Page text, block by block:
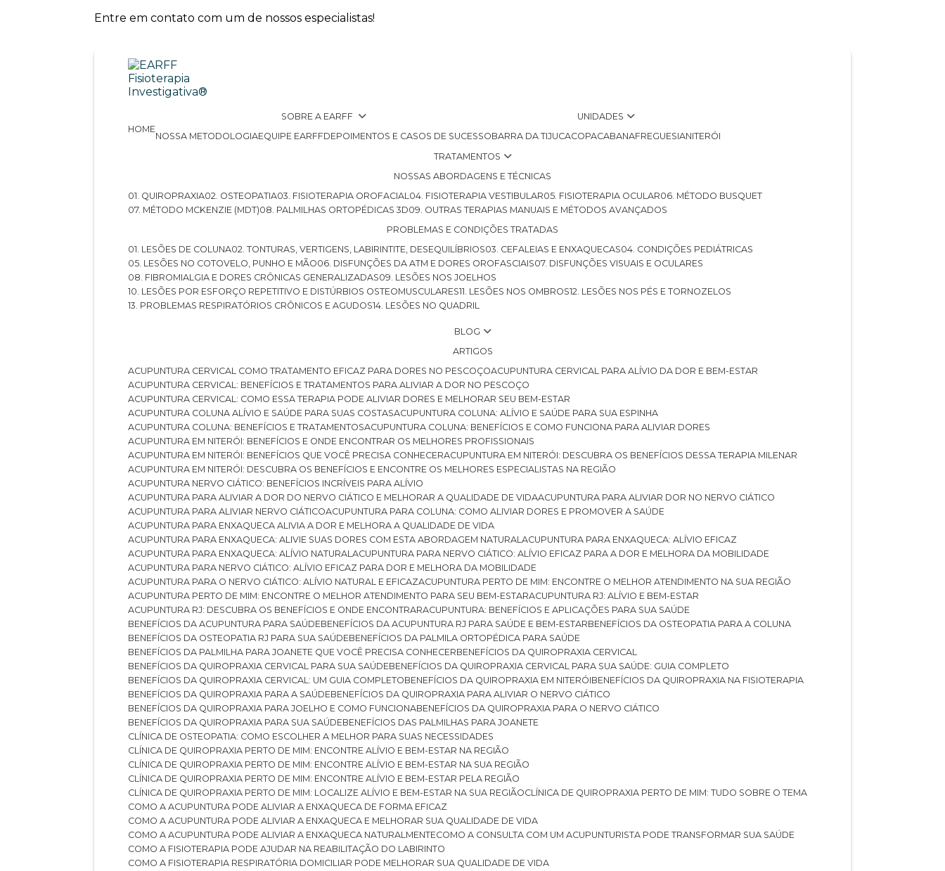
Entre em contato com um de nossos especialistas!
HOME
SOBRE A EARFF
NOSSA METODOLOGIA EQUIPE EARFF DEPOIMENTOS E CASOS DE SUCESSO
UNIDADES
BARRA DA TIJUCA
COPACABANA FREGUESIA
NITERÓI
TRATAMENTOS
NOSSAS ABORDAGENS E TÉCNICAS
01. QUIROPRAXIA
02. OSTEOPATIA 03. FISIOTERAPIA OROFACIAL 04. FISIOTERAPIA VESTIBULAR 05. FISIOTERAPIA OCULAR
06. MÉTODO BUSQUET
07. MÉTODO MCKENZIE (MDT)
08. PALMILHAS ORTOPÉDICAS 3D
09. OUTRAS TERAPIAS MANUAIS E MÉTODOS AVANÇADOS
PROBLEMAS E CONDIÇÕES TRATADAS
01. LESÕES DE COLUNA
02. TONTURAS, VERTIGENS, LABIRINTITE, DESEQUILÍBRIOS 03. CEFALEIAS E ENXAQUECAS
04. CONDIÇÕES PEDIÁTRICAS
05. LESÕES NO COTOVELO, PUNHO E MÃO
06. DISFUNÇÕES DA ATM E DORES OROFASCIAIS
07. DISFUNÇÕES VISUAIS E OCULARES
08. FIBROMIALGIA E DORES CRÔNICAS GENERALIZADAS
09. LESÕES NOS JOELHOS
10. LESÕES POR ESFORÇO REPETITIVO E DISTÚRBIOS OSTEOMUSCULARES 11. LESÕES NOS OMBROS 12. LESÕES NOS PÉS E TORNOZELOS
13. PROBLEMAS RESPIRATÓRIOS CRÔNICOS E AGUDOS 14. LESÕES NO QUADRIL
BLOG
ARTIGOS
ACUPUNTURA CERVICAL COMO TRATAMENTO EFICAZ PARA DORES NO PESCOÇO
ACUPUNTURA CERVICAL PARA ALÍVIO DA DOR E BEM-ESTAR
ACUPUNTURA CERVICAL: BENEFÍCIOS E TRATAMENTOS PARA ALIVIAR A DOR NO PESCOÇO
ACUPUNTURA CERVICAL: COMO ESSA TERAPIA PODE ALIVIAR DORES E MELHORAR SEU BEM-ESTAR
ACUPUNTURA COLUNA ALÍVIO E SAÚDE PARA SUAS COSTAS
ACUPUNTURA COLUNA: ALÍVIO E SAÚDE PARA SUA ESPINHA
ACUPUNTURA COLUNA: BENEFÍCIOS E TRATAMENTOS
ACUPUNTURA COLUNA: BENEFÍCIOS E COMO FUNCIONA PARA ALIVIAR DORES
ACUPUNTURA EM NITERÓI: BENEFÍCIOS E ONDE ENCONTRAR OS MELHORES PROFISSIONAIS
ACUPUNTURA EM NITERÓI: BENEFÍCIOS QUE VOCÊ PRECISA CONHECER
ACUPUNTURA EM NITERÓI: DESCUBRA OS BENEFÍCIOS DESSA TERAPIA MILENAR
ACUPUNTURA EM NITERÓI: DESCUBRA OS BENEFÍCIOS E ENCONTRE OS MELHORES ESPECIALISTAS NA REGIÃO
ACUPUNTURA NERVO CIÁTICO: BENEFÍCIOS INCRÍVEIS PARA ALÍVIO
ACUPUNTURA PARA ALIVIAR A DOR DO NERVO CIÁTICO E MELHORAR A QUALIDADE DE VIDA
ACUPUNTURA PARA ALIVIAR DOR NO NERVO CIÁTICO
ACUPUNTURA PARA ALIVIAR NERVO CIÁTICO
ACUPUNTURA PARA COLUNA: COMO ALIVIAR DORES E PROMOVER A SAÚDE
ACUPUNTURA PARA ENXAQUECA ALIVIA A DOR E MELHORA A QUALIDADE DE VIDA
ACUPUNTURA PARA ENXAQUECA: ALIVIE SUAS DORES COM ESTA ABORDAGEM NATURAL
ACUPUNTURA PARA ENXAQUECA: ALÍVIO EFICAZ
ACUPUNTURA PARA ENXAQUECA: ALÍVIO NATURAL
ACUPUNTURA PARA NERVO CIÁTICO: ALÍVIO EFICAZ PARA A DOR E MELHORA DA MOBILIDADE
ACUPUNTURA PARA NERVO CIÁTICO: ALÍVIO EFICAZ PARA DOR E MELHORA DA MOBILIDADE
ACUPUNTURA PARA O NERVO CIÁTICO: ALÍVIO NATURAL E EFICAZ
ACUPUNTURA PERTO DE MIM: ENCONTRE O MELHOR ATENDIMENTO NA SUA REGIÃO
ACUPUNTURA PERTO DE MIM: ENCONTRE O MELHOR ATENDIMENTO PARA SEU BEM-ESTAR
ACUPUNTURA RJ: ALÍVIO E BEM-ESTAR
ACUPUNTURA RJ: DESCUBRA OS BENEFÍCIOS E ONDE ENCONTRAR
ACUPUNTURA: BENEFÍCIOS E APLICAÇÕES PARA SUA SAÚDE
BENEFÍCIOS DA ACUPUNTURA PARA SAÚDE
BENEFÍCIOS DA ACUPUNTURA RJ PARA SAÚDE E BEM-ESTAR
BENEFÍCIOS DA OSTEOPATIA PARA A COLUNA
BENEFÍCIOS DA OSTEOPATIA RJ PARA SUA SAÚDE
BENEFÍCIOS DA PALMILA ORTOPÉDICA PARA SAÚDE
BENEFÍCIOS DA PALMILHA PARA JOANETE QUE VOCÊ PRECISA CONHECER
BENEFÍCIOS DA QUIROPRAXIA CERVICAL
BENEFÍCIOS DA QUIROPRAXIA CERVICAL PARA SUA SAÚDE
BENEFÍCIOS DA QUIROPRAXIA CERVICAL PARA SUA SAÚDE: GUIA COMPLETO
BENEFÍCIOS DA QUIROPRAXIA CERVICAL: UM GUIA COMPLETO
BENEFÍCIOS DA QUIROPRAXIA EM NITERÓI
BENEFÍCIOS DA QUIROPRAXIA NA FISIOTERAPIA
BENEFÍCIOS DA QUIROPRAXIA PARA A SAÚDE
BENEFÍCIOS DA QUIROPRAXIA PARA ALIVIAR O NERVO CIÁTICO
BENEFÍCIOS DA QUIROPRAXIA PARA JOELHO E COMO FUNCIONA
BENEFÍCIOS DA QUIROPRAXIA PARA O NERVO CIÁTICO
BENEFÍCIOS DA QUIROPRAXIA PARA SUA SAÚDE
BENEFÍCIOS DAS PALMILHAS PARA JOANETE
CLÍNICA DE OSTEOPATIA: COMO ESCOLHER A MELHOR PARA SUAS NECESSIDADES
CLÍNICA DE QUIROPRAXIA PERTO DE MIM: ENCONTRE ALÍVIO E BEM-ESTAR NA REGIÃO
CLÍNICA DE QUIROPRAXIA PERTO DE MIM: ENCONTRE ALÍVIO E BEM-ESTAR NA SUA REGIÃO
CLÍNICA DE QUIROPRAXIA PERTO DE MIM: ENCONTRE ALÍVIO E BEM-ESTAR PELA REGIÃO
CLÍNICA DE QUIROPRAXIA PERTO DE MIM: LOCALIZE ALÍVIO E BEM-ESTAR NA SUA REGIÃO
CLÍNICA DE QUIROPRAXIA PERTO DE MIM: TUDO SOBRE O TEMA
COMO A ACUPUNTURA PODE ALIVIAR A ENXAQUECA DE FORMA EFICAZ
COMO A ACUPUNTURA PODE ALIVIAR A ENXAQUECA E MELHORAR SUA QUALIDADE DE VIDA
COMO A ACUPUNTURA PODE ALIVIAR A ENXAQUECA NATURALMENTE
COMO A CONSULTA COM UM ACUPUNTURISTA PODE TRANSFORMAR SUA SAÚDE
COMO A FISIOTERAPIA PODE AJUDAR NA REABILITAÇÃO DO LABIRINTO
COMO A FISIOTERAPIA RESPIRATÓRIA DOMICILIAR PODE MELHORAR SUA QUALIDADE DE VIDA